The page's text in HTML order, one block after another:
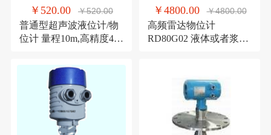
￥520.00 ￥520.00
普通型超声波液位计/物
位计 量程10m,高精度4m
￥4800.00 ￥4800.00
高频雷达物位计
RD80G02 液体或者浆料